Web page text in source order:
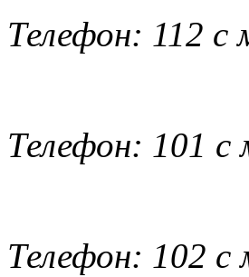
Телефон: 112 с
Телефон: 101 с
Телефон: 102 с